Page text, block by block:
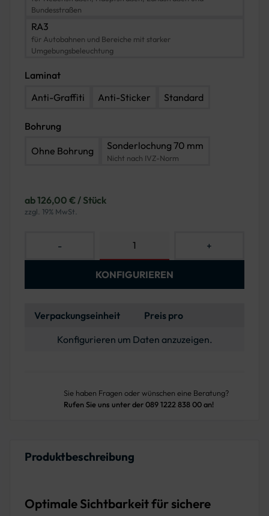
Bundesstraßen
RA3
für Autobahnen und Bereiche mit starker
Umgebungsbeleuchtung
Laminat
Anti-Graffiti
Anti-Sticker Standard
Bohrung
Ohne Bohrung Sonderlochung 70 mm
Nicht nach IVZ-Norm
ab 126,00 € / Stück
zzgl. 19% MwSt.
- +
KONFIGURIEREN
Verpackungseinheit
Preis pro
Konfigurieren um Daten anzuzeigen.
Sie haben Fragen oder wünschen eine Beratung?
Rufen Sie uns unter der 089 1222 838 00 an!
Produktbeschreibung
Optimale Sichtbarkeit für sichere